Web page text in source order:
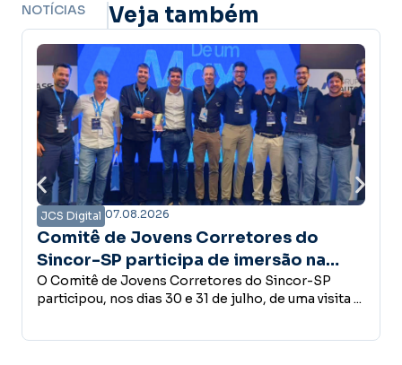
NOTÍCIAS Veja também
Digital 07.08.2026
de Jovens Corretores do
SP participa de imersão na
e conhece estrutura do Grupo
de Jovens Corretores do Sincor-SP
nos dias 30 e 31 de julho, de uma visita ...